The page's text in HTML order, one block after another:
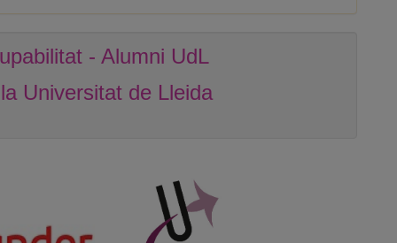
- Alumni UdL
Universitat de Lleida